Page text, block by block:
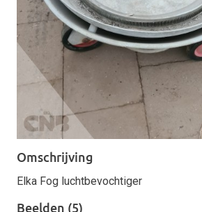
Omschrijving
Elka Fog luchtbevochtiger
Beelden (5)